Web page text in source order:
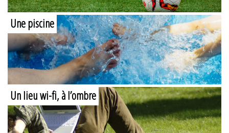
Une piscine
Un lieu wi-fi, à l’ombre